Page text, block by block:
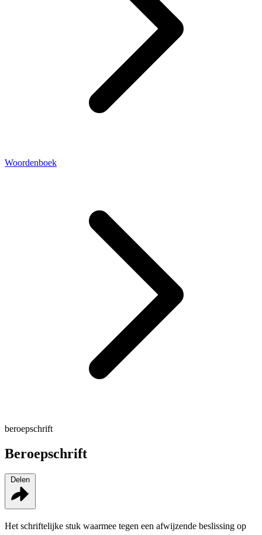
Woordenboek
beroepschrift
Beroepschrift
Het schriftelijke stuk waarmee tegen een afwijzende beslissing op